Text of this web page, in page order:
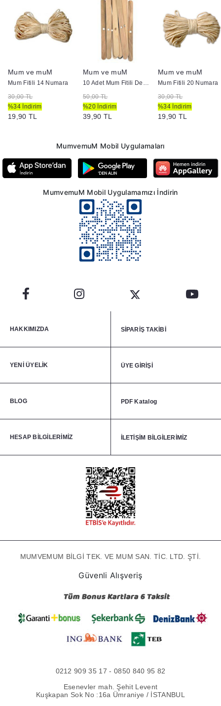
Mum ve muM
Mum Fitili 14 Numara
30,00 TL
%34 İndirim
19,90 TL
Mum ve muM
10 Adet Mum Fitili Dengeleyici
50,00 TL
%20 İndirim
39,90 TL
Mum ve muM
Mum Fitili 20 Numara
30,00 TL
%34 İndirim
19,90 TL
MumvemuM Mobil Uygulamaları
MumvemuM Mobil Uygulamamızı İndirin
HAKKIMIZDA SİPARİŞ TAKİBİ
YENİ ÜYELİK ÜYE GİRİŞİ
BLOG PDF Katalog
HESAP BİLGİLERİMİZ İLETİŞİM BİLGİLERİMİZ
MUMVEMUM BİLGİ TEK. VE MUM SAN. TİC. LTD. ŞTİ.
Güvenli Alışveriş
0212 909 35 17 - 0850 840 95 82
Esenevler mah. Şehit Levent
Kuşkapan Sok No :16a Ümraniye / İSTANBUL